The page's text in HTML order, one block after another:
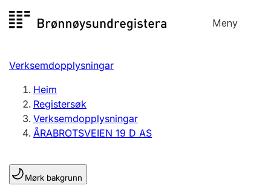
til
Meny
Registersøk
Aksjeselskap
Enkeltpersonføretak
Registrere, endre, slette
Lag og foreining
Verksemdopplysningar
Heim
Registersøk
Verksemdopplysningar
ÅRABROTSVEIEN 19 D AS
Mørk bakgrunn